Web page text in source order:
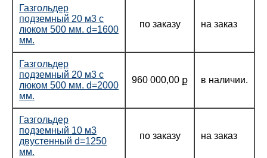
Газгольдер
подземный 20 м3 с
люком 500 мм. d=1600
мм.
по заказу на заказ
Газгольдер
подземный 20 м3 с
люком 500 мм. d=2000
мм.
960 000,00 ք в наличии.
Газгольдер
подземный 10 м3
двустенный d=1250
мм.
по заказу на заказ